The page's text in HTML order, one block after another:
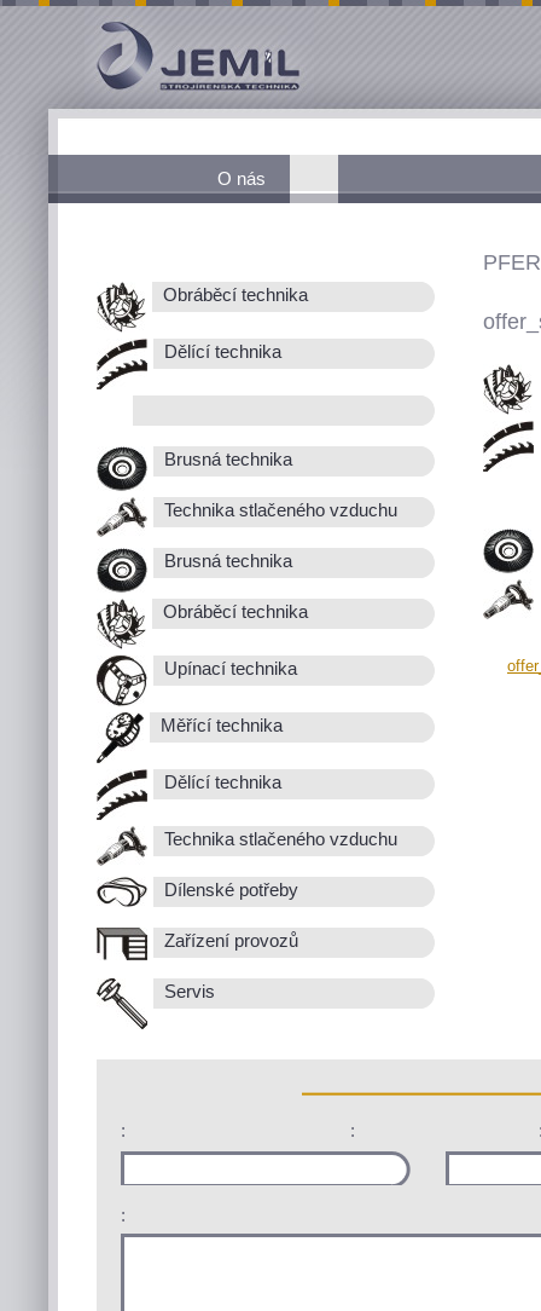
O nás
Obráběcí technika
Dělící technika
Brusná technika
Technika stlačeného vzduchu
Brusná technika
Obráběcí technika
Upínací technika
Měřící technika
Dělící technika
Technika stlačeného vzduchu
Dílenské potřeby
Zařízení provozů
Servis
: :
: